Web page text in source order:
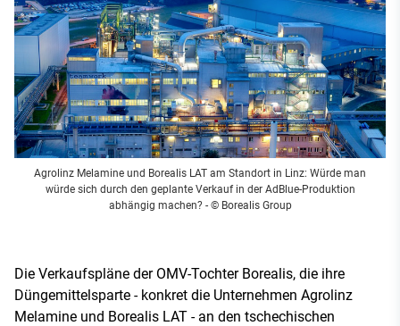
Agrolinz Melamine und Borealis LAT am Standort in Linz: Würde man
würde sich durch den geplante Verkauf in der AdBlue-Produktion
abhängig machen?- © Borealis Group
Die Verkaufspläne der OMV-Tochter Borealis, die ihre
Düngemittelsparte - konkret die Unternehmen Agrolinz
Melamine und Borealis LAT - an den tschechischen